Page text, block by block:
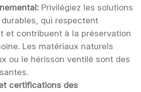
Privilégiez les solutions
qui respectent
et contribuent à la préservation
Les matériaux naturels
ou le hérisson ventilé sont des
certifications des